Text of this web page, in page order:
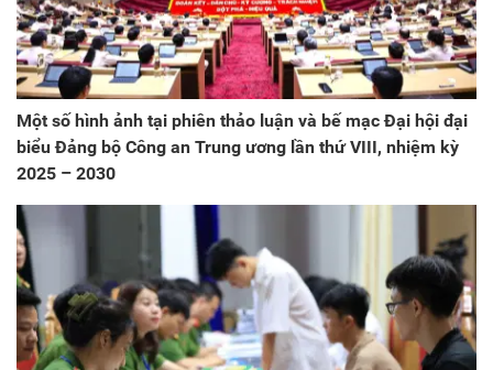
Một số hình ảnh tại phiên thảo luận và bế mạc Đại hội đại
biểu Đảng bộ Công an Trung ương lần thứ VIII, nhiệm kỳ
2025 – 2030